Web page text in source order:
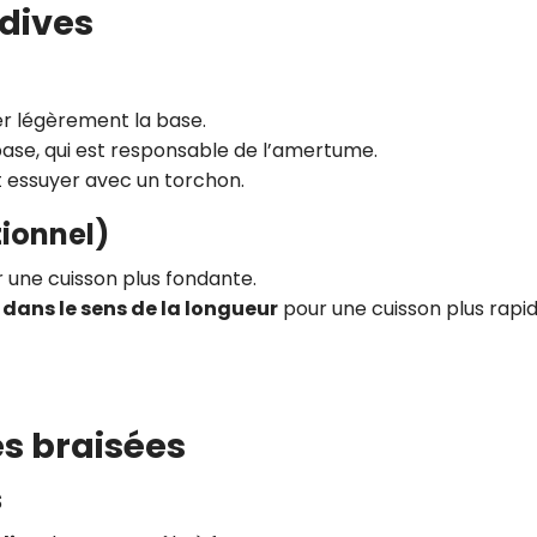
légèrement la base.
qui est responsable de l’amertume.
avec un torchon.
cuisson plus fondante.
le sens de la longueur pour une cuisson plus
braisées